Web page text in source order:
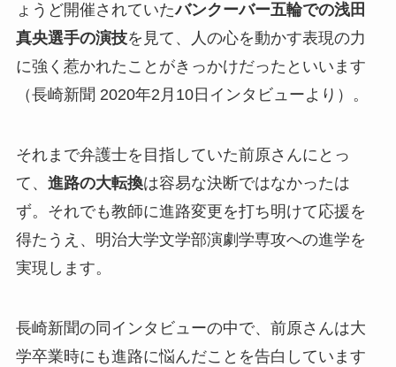
ょうど開催されていたバンクーバー五輪での浅田
真央選手の演技を見て、人の心を動かす表現の力
に強く惹かれたことがきっかけだったといいます
（長崎新聞 2020年2月10日インタビューより）。
それまで弁護士を目指していた前原さんにとっ
て、 進路の大転換は容易な決断ではなかったは
ず。それでも教師に進路変更を打ち明けて応援を
得たうえ、明治大学文学部演劇学専攻への進学を
実現します。
長崎新聞の同インタビューの中で、前原さんは大
学卒業時にも進路に悩んだことを告白しています